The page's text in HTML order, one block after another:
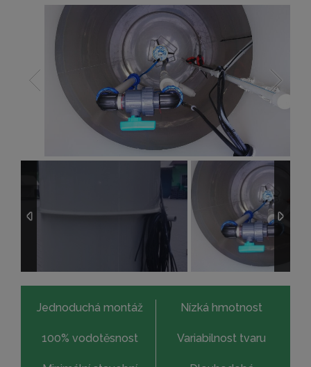
Jednoduchá montáž
100% vodotěsnost
Nízká hmotnost
Variabilnost tvaru